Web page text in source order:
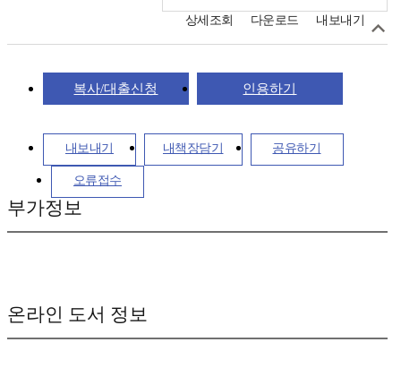
상세조회 다운로드 내보내기
복사/대출신청 인용하기
내보내기 내책장담기 공유하기
오류접수
부가정보
온라인 도서 정보